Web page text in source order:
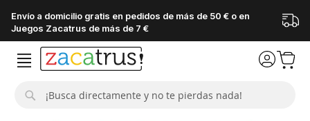
Envío a domicilio gratis en pedidos de más de 50 € o en
Juegos Zacatrus de más de 7 €